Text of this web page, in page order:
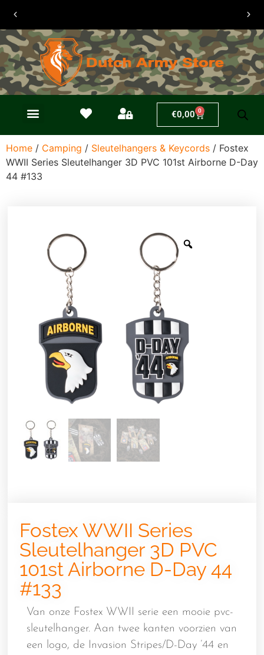
30 dagen
retouren
€0,00 0
Home / Camping / Sleutelhangers & Keycords / Fostex
WWII Series Sleutelhanger 3D PVC 101st Airborne D-Day
44 #133
Fostex WWII Series
Sleutelhanger 3D PVC
101st Airborne D-Day 44
#133
Van onze Fostex WWII serie een mooie pvc-
sleutelhanger. Aan twee kanten voorzien van
een logo, de Invasion Stripes/D-Day ’44 en